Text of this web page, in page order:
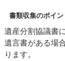
書類収集のポイン
遺産分割協議書
遺言書がある場
ります。